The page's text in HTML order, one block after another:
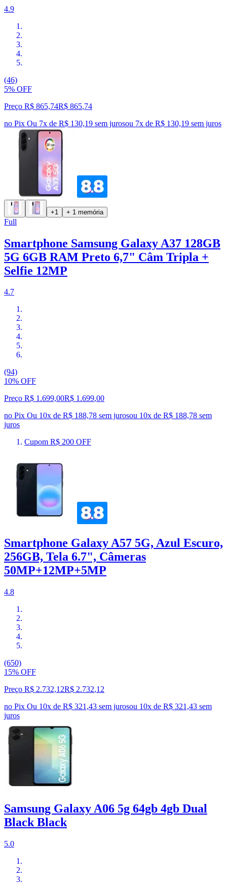
4.9
(46)
5% OFF
Preço R$ 865,74R$ 865,74
no Pix Ou 7x de R$ 130,19 sem jurosou 7x de R$ 130,19 sem juros
+1 + 1 memória
Full
Smartphone Samsung Galaxy A37 128GB
5G 6GB RAM Preto 6,7" Câm Tripla +
Selfie 12MP
4.7
(94)
10% OFF
Preço R$ 1.699,00R$ 1.699,00
no Pix Ou 10x de R$ 188,78 sem jurosou 10x de R$ 188,78 sem
juros
Cupom R$ 200 OFF
Smartphone Galaxy A57 5G, Azul Escuro,
256GB, Tela 6.7", Câmeras
50MP+12MP+5MP
4.8
(650)
15% OFF
Preço R$ 2.732,12R$ 2.732,12
no Pix Ou 10x de R$ 321,43 sem jurosou 10x de R$ 321,43 sem
juros
Samsung Galaxy A06 5g 64gb 4gb Dual
Black Black
5.0